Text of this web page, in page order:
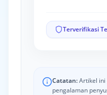
Terverifikasi
Catatan:Artikel ini
pengalaman